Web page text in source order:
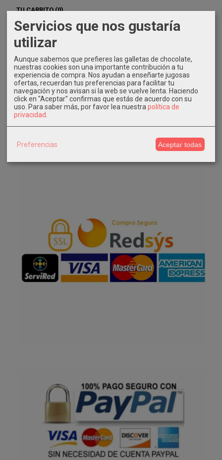
TU CARRITO (0)
El carrito de la compra está vacío
Twitter
Instagram
Servicios que nos gustaría
utilizar
Aunque sabemos que prefieres las galletas de chocolate,
nuestras cookies son una importante contribución a tu
experiencia de compra. Nos ayudan a enseñarte jugosas
ofertas, recuerdan tus preferencias para facilitar tu
navegación y nos avisan si la web se vuelve lenta. Haciendo
click en "Aceptar" confirmas que estás de acuerdo con su
uso. Para saber más, por favor lea nuestra política de
privacidad
Preferencias Aceptar todas